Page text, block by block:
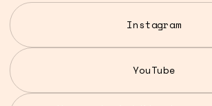
Instagram
YouTube